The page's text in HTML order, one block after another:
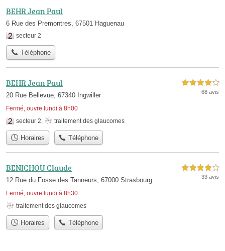
BEHR Jean Paul
6 Rue des Premontres, 67501 Haguenau
secteur 2
Téléphone
BEHR Jean Paul
20 Rue Bellevue, 67340 Ingwiller
Fermé, ouvre lundi à 8h00
4,0 étoiles sur 5
68 avis
secteur 2 traitement des glaucomes
Horaires Téléphone
BENICHOU Claude
12 Rue du Fosse des Tanneurs, 67000 Strasbourg
Fermé, ouvre lundi à 8h30
4,0 étoiles sur 5
33 avis
traitement des glaucomes
Horaires Téléphone